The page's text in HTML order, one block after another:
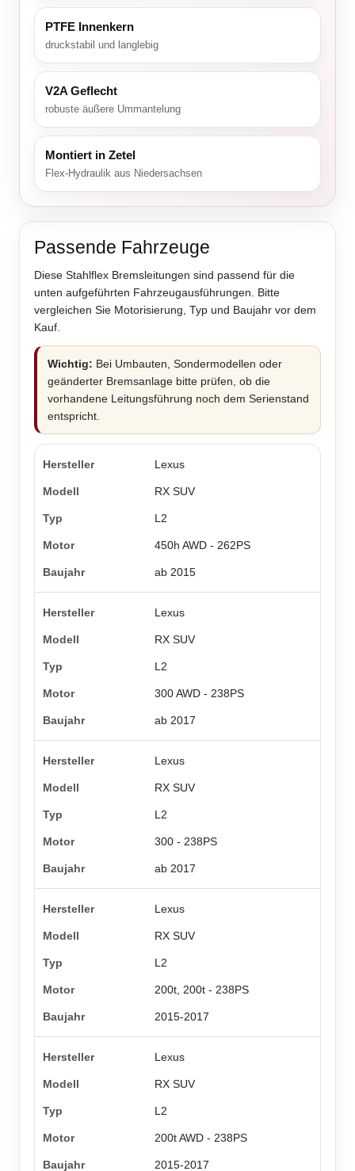
PTFE Innenkern
druckstabil und langlebig
V2A Geflecht
robuste äußere Ummantelung
Montiert in Zetel
Flex-Hydraulik aus Niedersachsen
Passende Fahrzeuge
Diese Stahlflex Bremsleitungen sind passend für die
unten aufgeführten Fahrzeugausführungen. Bitte
vergleichen Sie Motorisierung, Typ und Baujahr vor dem
Kauf.
Wichtig: Bei Umbauten, Sondermodellen oder
geänderter Bremsanlage bitte prüfen, ob die
vorhandene Leitungsführung noch dem Serienstand
entspricht.
Lexus
RX SUV
L2
450h AWD - 262PS
ab 2015
Lexus
RX SUV
L2
300 AWD - 238PS
ab 2017
Lexus
RX SUV
L2
300 - 238PS
ab 2017
Lexus
RX SUV
L2
200t, 200t - 238PS
2015-2017
Lexus
RX SUV
L2
200t AWD - 238PS
2015-2017